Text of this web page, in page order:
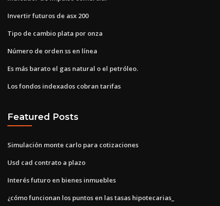
Invertir futuros de asx 200
Tipo de cambio plata por onza
Número de orden ss en línea
Es más barato el gas natural o el petróleo.
Los fondos indexados cobran tarifas
Featured Posts
Simulación monte carlo para cotizaciones
Usd cad contrato a plazo
Interés futuro en bienes inmuebles
¿cómo funcionan los puntos en las tasas hipotecarias_